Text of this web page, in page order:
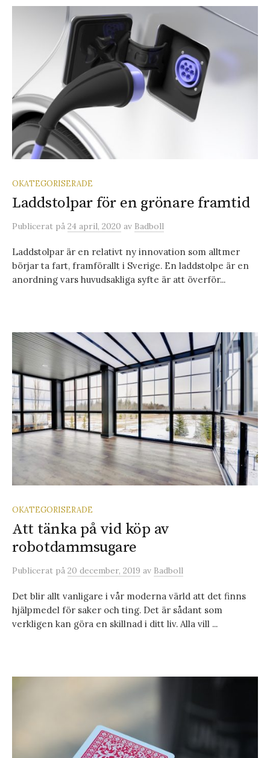
OKATEGORISERADE
Laddstolpar för en grönare framtid
Publicerat på 24 april, 2020 av Badboll
Laddstolpar är en relativt ny innovation som alltmer
börjar ta fart, framförallt i Sverige. En laddstolpe är en
anordning vars huvudsakliga syfte är att överför...
OKATEGORISERADE
Att tänka på vid köp av
robotdammsugare
Publicerat på 20 december, 2019 av Badboll
Det blir allt vanligare i vår moderna värld att det finns
hjälpmedel för saker och ting. Det är sådant som
verkligen kan göra en skillnad i ditt liv. Alla vill ...